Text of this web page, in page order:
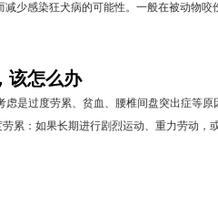
少感染狂犬病的可能性。一般在被动物咬
该怎么办
是过度劳累、贫血、腰椎间盘突出症等原
累：如果长期进行剧烈运动、重力劳动，